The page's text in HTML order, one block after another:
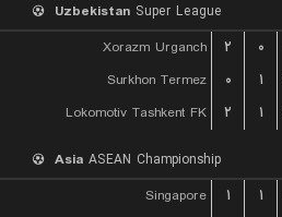
Uzbekistan Super League
Xorazm Urganch
۲ ۰
Surkhon Termez
۰ ۱
Lokomotiv Tashkent FK
۲ ۱
Asia ASEAN Championship
Singapore
۱ ۱